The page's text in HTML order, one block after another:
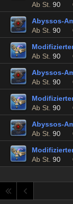
Ab St. 90
Abyssos-
Ab St. 90
Ab St. 90
Abyssos-
Ab St. 90
Ab St. 90
Abyssos-
Ab St. 90
Ab St. 90